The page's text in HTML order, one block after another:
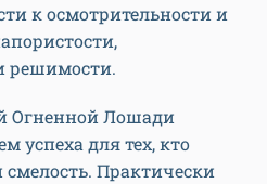
к осмотрительности и
решимости.
Огненной Лошади
успеха для тех, кто
Практически